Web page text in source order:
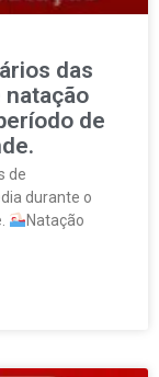
das
natação
de
de
durante o
Natação